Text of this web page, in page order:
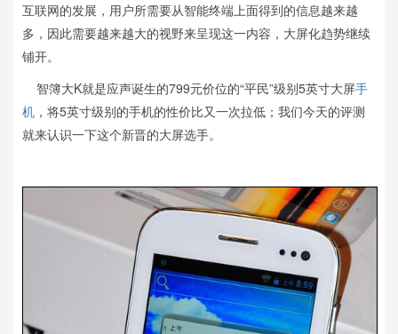
互联网的发展，用户所需要从智能终端上面得到的信息越来越
多，因此需要越来越大的视野来呈现这一内容，大屏化趋势继续
铺开。
智簿大K就是应声诞生的799元价位的“平民”级别5英寸大屏手
机 ，将5英寸级别的手机的性价比又一次拉低；我们今天的评测
就来认识一下这个新晋的大屏选手。